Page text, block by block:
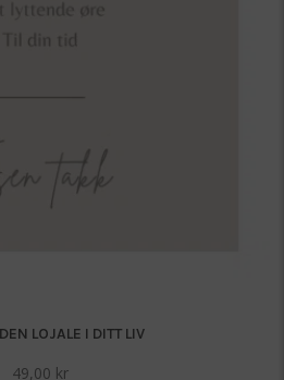
LOJALE I DITT LIV
49,00 kr